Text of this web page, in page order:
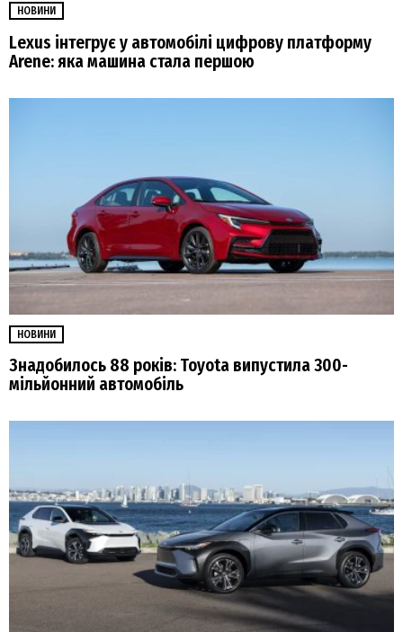
НОВИНИ
Lexus інтегрує у автомобілі цифрову платформу
Arene: яка машина стала першою
НОВИНИ
Знадобилось 88 років: Toyota випустила 300-
мільйонний автомобіль